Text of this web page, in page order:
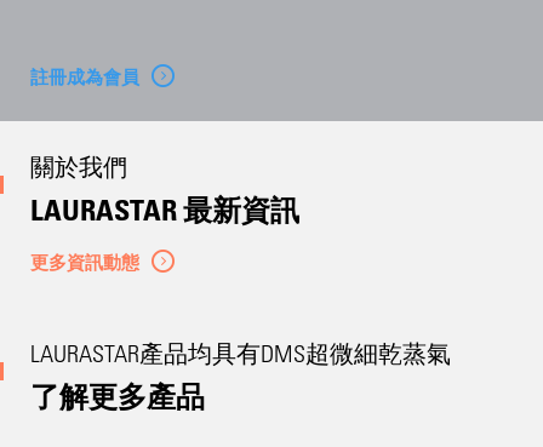
註冊成為會員
關於我們
LAURASTAR 最新資訊
更多資訊動態
LAURASTAR產品均具有DMS超微細乾蒸氣
了解更多產品